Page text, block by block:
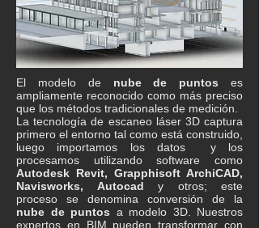
El modelo de nube de puntos es
ampliamente reconocido como más preciso
que los métodos tradicionales de medición.
La tecnología de escaneo láser 3D captura
primero el entorno tal como está construido,
luego importamos los datos y los
procesamos utilizando software como
Autodesk Revit, Grapphisoft ArchiCAD,
Navisworks, Autocad y otros; este
proceso se denomina conversión de la
nube de puntos a modelo 3D. Nuestros
expertos en BIM pueden transformar con